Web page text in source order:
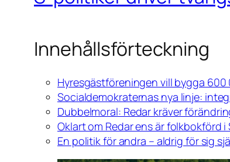
Innehållsförteckning
Hyresgästföreningen vill bygga
Socialdemokraternas nya linje:
Dubbelmoral: Redar kräver
Oklart om Redar ens är folkbokförd i
En politik för andra – aldrig för sig